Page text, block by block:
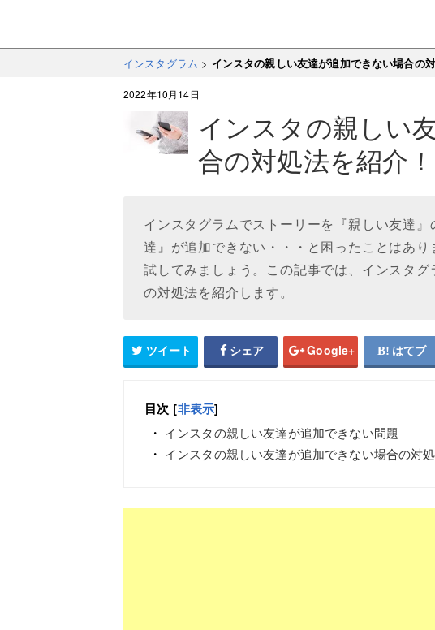
インスタグラム > インスタの親しい友達が追加できない場合の
2022年10月14日
インスタの親しい
合の対処法を紹介！
インスタグラムでストーリーを『親しい友達
達』が追加できない・・・と困ったことはあ
試してみましょう。この記事では、インスタ
の対処法を紹介します。
ツイート シェア Google+ はてブ
目次 [非表示]
インスタの親しい友達が追加できない問題
インスタの親しい友達が追加できない場合の対